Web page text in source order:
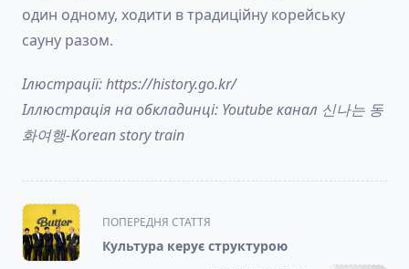
один одному, ходити в традиційну корейську
сауну разом.
Ілюстрації: https://history.go.kr/
Іллюстрація на обкладинці: Youtube канал 신나는 동
화여행-Korean story train
<span
class="nav-
subtitle
ПОПЕРЕДНЯ СТАТТЯ
Культура керує структурою